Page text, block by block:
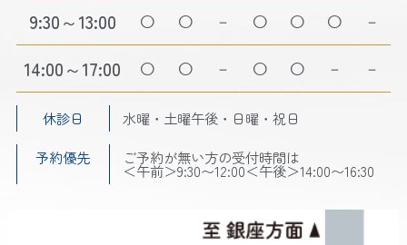
9:30～13:00 － －
14:00～17:00 － － －
休診日
水曜・土曜午後・日曜・祝日
予約優先
ご予約が無い方の受付時間は
＜午前＞9:30〜12:00＜午後＞14:00〜16:30